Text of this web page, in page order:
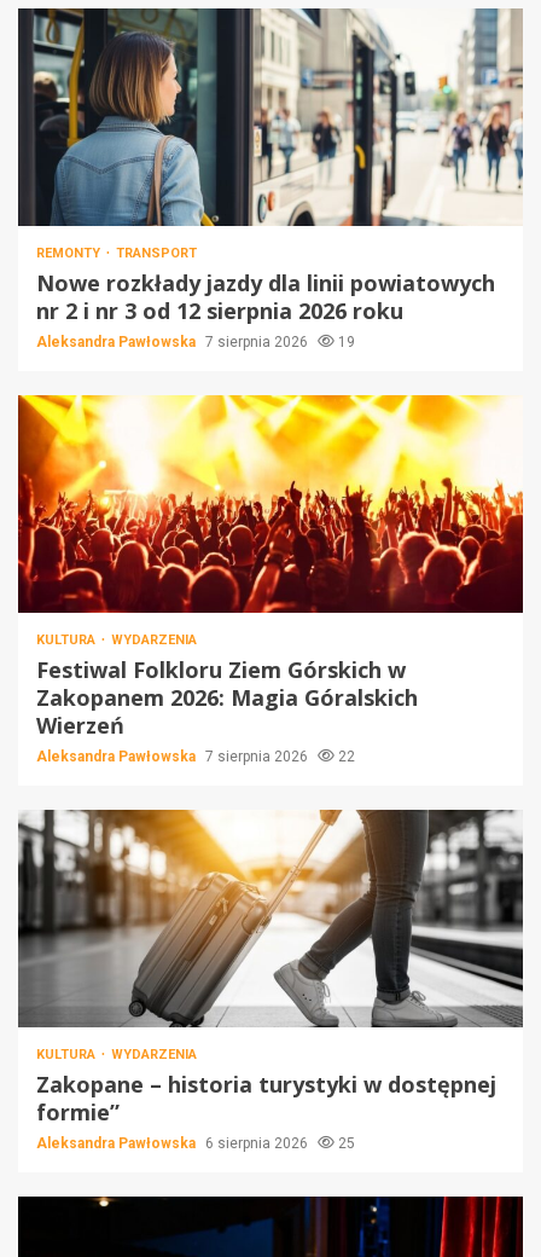
REMONTY TRANSPORT
Nowe rozkłady jazdy dla linii powiatowych
nr 2 i nr 3 od 12 sierpnia 2026 roku
Aleksandra Pawłowska 7 sierpnia 2026 19
KULTURA WYDARZENIA
Festiwal Folkloru Ziem Górskich w
Zakopanem 2026: Magia Góralskich
Wierzeń
Aleksandra Pawłowska 7 sierpnia 2026 22
KULTURA WYDARZENIA
Zakopane – historia turystyki w dostępnej
formie”
Aleksandra Pawłowska 6 sierpnia 2026 25